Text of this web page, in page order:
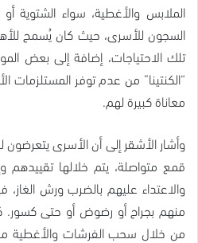
الملابس والأغطية، سواء الشتوية أو
السجون للأسرى، حيث كان يُسمح
تلك الاحتياجات، إضافة إلى بعض
“الكنتينا” من عدم توفر
معاناة كبيرة لهم.
وأشار الأشقر إلى أن الأسرى
قمع متواصلة، يتم خلالها تقييدهم
والاعتداء عليهم بالضرب ورش
منهم بجراح أو رضوض أو حتى كسور.
من خلال سحب الفرشات والأغطية